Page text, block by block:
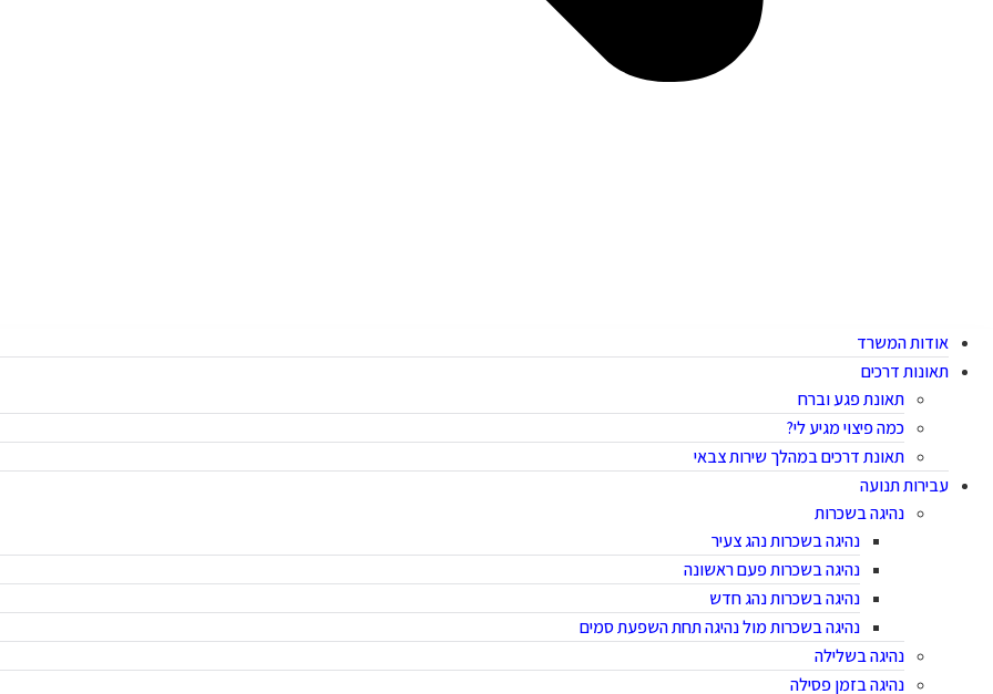
אודות המשרד
תאונות דרכים
תאונת פגע וברח
כמה פיצוי מגיע לי?
תאונת דרכים במהלך שירות צבאי
עבירות תנועה
נהיגה בשכרות
נהיגה בשכרות נהג צעיר
נהיגה בשכרות פעם ראשונה
נהיגה בשכרות נהג חדש
נהיגה בשכרות מול נהיגה תחת השפעת סמים
נהיגה בשלילה
נהיגה בזמן פסילה